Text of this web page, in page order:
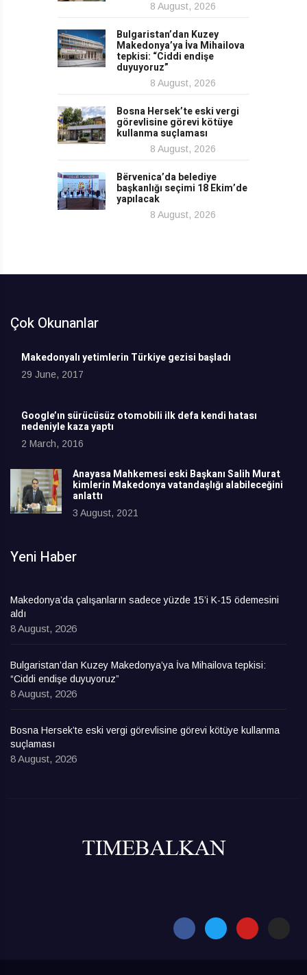
8 August, 2026
Bulgaristan’dan Kuzey
Makedonya’ya İva Mihailova
tepkisi: “Ciddi endişe
duyuyoruz”
8 August, 2026
Bosna Hersek’te eski vergi
görevlisine görevi kötüye
kullanma suçlaması
8 August, 2026
Bërvenica’da belediye
başkanlığı seçimi 18 Ekim’de
yapılacak
8 August, 2026
Çok Okunanlar
Makedonyalı yetimlerin Türkiye gezisi başladı
29 June, 2017
Google’ın sürücüsüz otomobili ilk defa kendi hatası
nedeniyle kaza yaptı
2 March, 2016
Anayasa Mahkemesi eski Başkanı Salih Murat
kimlerin Makedonya vatandaşlığı alabileceğini
anlattı
3 August, 2021
Yeni Haber
Makedonya’da çalışanların sadece yüzde 15’i K-15 ödemesini
aldı
8 August, 2026
Bulgaristan’dan Kuzey Makedonya’ya İva Mihailova tepkisi:
“Ciddi endişe duyuyoruz”
8 August, 2026
Bosna Hersek’te eski vergi görevlisine görevi kötüye kullanma
suçlaması
8 August, 2026